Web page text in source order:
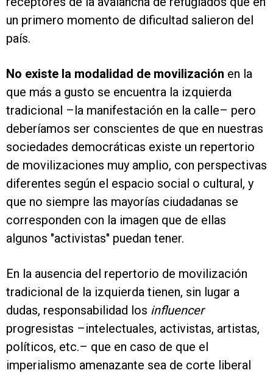
un primero momento de dificultad salieron del
país.
No existe la modalidad de movilización en la
que más a gusto se encuentra la izquierda
tradicional –la manifestación en la calle– pero
deberíamos ser conscientes de que en nuestras
sociedades democráticas existe un repertorio
de movilizaciones muy amplio, con perspectivas
diferentes según el espacio social o cultural, y
que no siempre las mayorías ciudadanas se
corresponden con la imagen que de ellas
algunos "activistas" puedan tener.
En la ausencia del repertorio de movilización
tradicional de la izquierda tienen, sin lugar a
dudas, responsabilidad los influencer
progresistas –intelectuales, activistas, artistas,
políticos, etc.– que en caso de que el
imperialismo amenazante sea de corte liberal